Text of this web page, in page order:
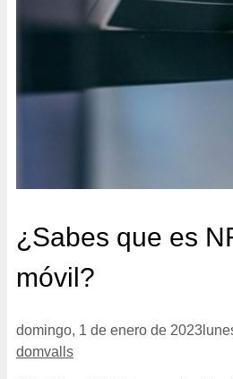
¿Sabes que es
móvil?
domingo, 1 de enero de 2023
domvalls